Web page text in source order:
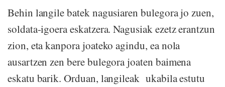
Behin langile batek nagusiaren bulegora jo zuen,
soldata-igoera eskatzera. Nagusiak ezetz erantzun
zion, eta kanpora joateko agindu, ea nola
ausartzen zen bere bulegora joaten baimena
eskatu barik. Orduan, langileak ukabila estutu